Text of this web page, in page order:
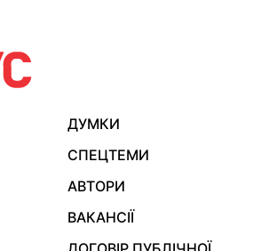
ДУМКИ
СПЕЦТЕМИ
АВТОРИ
ВАКАНСІЇ